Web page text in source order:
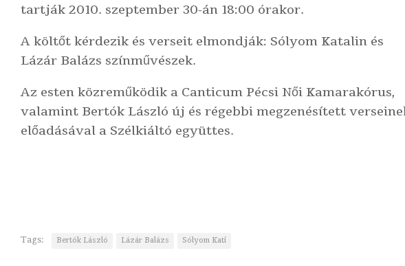
tartják 2010. szeptember 30-án 18:00 órakor.
A költőt kérdezik és verseit elmondják: Sólyom Katalin és
Lázár Balázs színművészek.
Az esten közreműködik a Canticum Pécsi Női Kamarakórus,
valamint Bertók László új és régebbi megzenésített
előadásával a Szélkiáltó együttes.
Tags: Bertók László Lázár Balázs Sólyom Kati